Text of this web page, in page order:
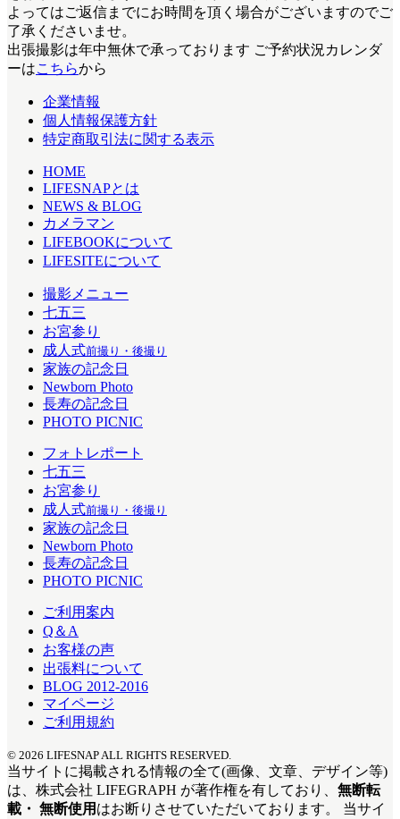
よってはご返信までにお時間を頂く場合がございますのでご
了承くださいませ。
出張撮影は年中無休で承っております ご予約状況カレンダ
ーはこちらから
企業情報
個人情報保護方針
特定商取引法に関する表示
HOME
LIFESNAPとは
NEWS & BLOG
カメラマン
LIFEBOOKについて
LIFESITEについて
撮影メニュー
七五三
お宮参り
成人式前撮り・後撮り
家族の記念日
Newborn Photo
長寿の記念日
PHOTO PICNIC
フォトレポート
七五三
お宮参り
成人式前撮り・後撮り
家族の記念日
Newborn Photo
長寿の記念日
PHOTO PICNIC
ご利用案内
Q＆A
お客様の声
出張料について
BLOG 2012-2016
マイページ
ご利用規約
© 2026 LIFESNAP ALL RIGHTS RESERVED.
当サイトに掲載される情報の全て(画像、文章、デザイン等)
は、 株式会社 LIFEGRAPH が著作権を有しており、 無断転
載・ 無断使用 はお断りさせていただいております。
当サイ